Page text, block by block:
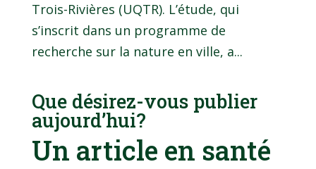
Trois-Rivières (UQTR). L’étude, qui
s’inscrit dans un programme de
recherche sur la nature en ville, a...
Que désirez-vous publier
aujourd’hui?
Un article en santé